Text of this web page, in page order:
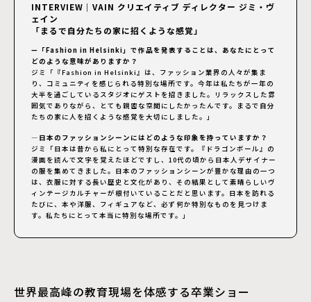
INTERVIEW｜VAIN クリエイティブ ディレクター ジミ・ヴ
ェイン
「まるで自分たちの家に招くような感覚」
—「Fashion in Helsinki」で作品を発表することは、あなたにとって
どのような意味がありますか？
ジミ「『Fashion in Helsinki』は、ファッション業界の人々が集ま
り、コミュニティを感じられる特別な場所です。今年は私たちが一年の
大半を過ごしているスタジオにゲストを招きました。リラックスした雰
囲気でありながら、とても親密な空間にしたかったんです。まるで自分
たちの家に人を招くような感覚を大切にしました。」
—日本のファッションシーンにはどのような印象を持っていますか？
ジミ「日本は昔から私にとって特別な存在です。『ドラゴンボール』の
漫画を読んで文字を覚えたほどですし、10代の頃から日本人デザイナー
の服を集めてきました。日本のファッションシーンが豊かな理由の一つ
は、衣服に対する長い歴史と文化があり、その結果として素晴らしいヴ
ィンテージカルチャーが根付いていることだと思います。日本を訪れる
たびに、本や洋服、フィギュアなど、必ず何か特別なものを見つけま
す。私たちにとって本当に特別な場所です。」
世界最高峰の教育現場を体感する卒業ショー